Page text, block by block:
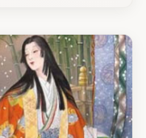
tinh để cứu